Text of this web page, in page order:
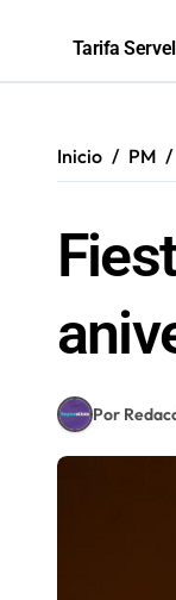
Tarifa
Inicio PM
Por